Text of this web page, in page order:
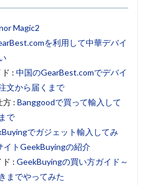
Magic2
を利用して中華デバイ
: 中国のGearBest.comでデバイ
文から届くまで
方 : Banggoodで買って輸入して
で
でガジェット輸入してみ
イトGeekBuyingの紹介
ド : GeekBuyingの買い方ガイド～
までやってみた